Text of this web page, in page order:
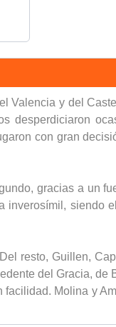
Valencia y del
desperdiciaron
con gran
gracias a un
inverosímil, siendo
resto, Guillen,
del Gracia, de
Molina y